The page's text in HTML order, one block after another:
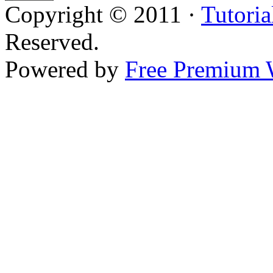
Copyright © 2011 ·
Reserved.
Powered by Free Premium